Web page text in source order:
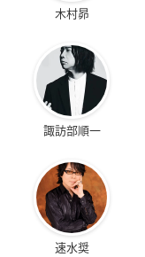
木村昴
諏訪部順一
速水奨